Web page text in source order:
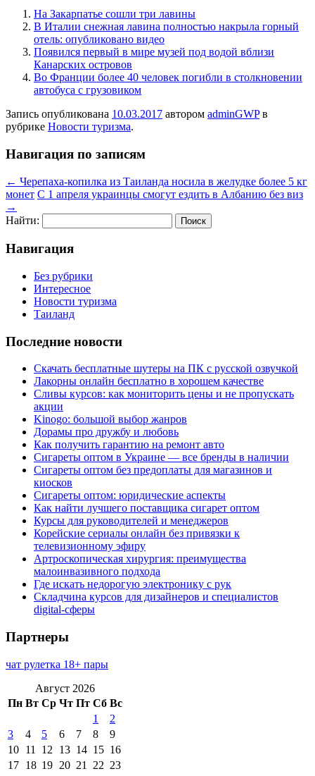
На Закарпатье сошли три лавины
В Италии снежная лавина полностью накрыла горный
отель: опубликовано видео
Появился первый в мире музей под водой вблизи
Канарских островов
Во Франции более 40 человек погибли в столкновении
автобуса с грузовиком
Запись опубликована 10.03.2017 автором adminGWPв
рубрике Новости туризма.
Навигация по записям
← Черепаха-копилка из Таиланда носила в желудке более 5 кг
монет С 1 апреля украинцы смогут ездить в Албанию без виз
→
Найти:
Навигация
Без рубрики
Интересное
Новости туризма
Таиланд
Последние новости
Скачать бесплатные шутеры на ПК с русской озвучкой
Лакорны онлайн бесплатно в хорошем качестве
Сливы курсов: как мониторить цены и не пропускать
акции
Kinogo: большой выбор жанров
Дорамы про дружбу и любовь
Как получить гарантию на ремонт авто
Сигареты оптом в Украине — все бренды в наличии
Сигареты оптом без предоплаты для магазинов и
киосков
Сигареты оптом: юридические аспекты
Как найти лучшего поставщика сигарет оптом
Курсы для руководителей и менеджеров
Корейские сериалы онлайн без привязки к
телевизионному эфиру
Артроскопическая хирургия: преимущества
малоинвазивного подхода
Где искать недорогую электронику с рук
Складчина курсов для дизайнеров и специалистов
digital-сферы
Партнеры
чат рулетка 18+ пары
Август 2026
Пн Вт Ср Чт Пт Сб Вс
1
2
3
4 5 6 7 8
9
10 11 12 13 14 15 16
17 18 19 20 21 22 23